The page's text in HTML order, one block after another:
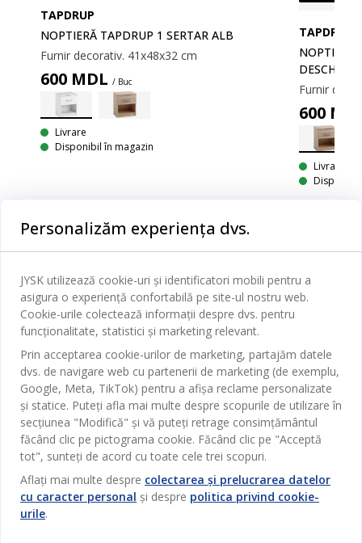
TAPDRUP
NOPTIERĂ TAPDRUP 1 SERTAR ALB
Furnir decorativ. 41x48x32 cm
600MDL / Buc
Livrare
Disponibil în magazin
TAPDRUP
NOPTIERĂ
DESCHIS
Furnir
600
Livrare
Disponibil
Categorii
Dormitor
Baie
Birou
Serviciul clienți
Contact Relații Clienți
JYSK
Personalizăm experiența dvs.
JYSK utilizează cookie-uri și identificatori mobili pentru a
asigura o experiență confortabilă pe site-ul nostru web.
Cookie-urile colectează informații despre dvs. pentru
funcționalitate, statistici și marketing relevant.
Prin acceptarea cookie-urilor de marketing, partajăm datele
dvs. de navigare web cu partenerii de marketing (de exemplu,
Google, Meta, TikTok) pentru a afișa reclame personalizate
și statice. Puteți afla mai multe despre scopurile de utilizare în
secțiunea "Modifică" și vă puteți retrage consimțământul
făcând clic pe pictograma cookie. Făcând clic pe "Acceptă
tot", sunteți de acord cu toate cele trei scopuri.
Aflați mai multe despre colectarea și prelucrarea datelor
cu caracter personal și despre politica privind cookie-
urile.